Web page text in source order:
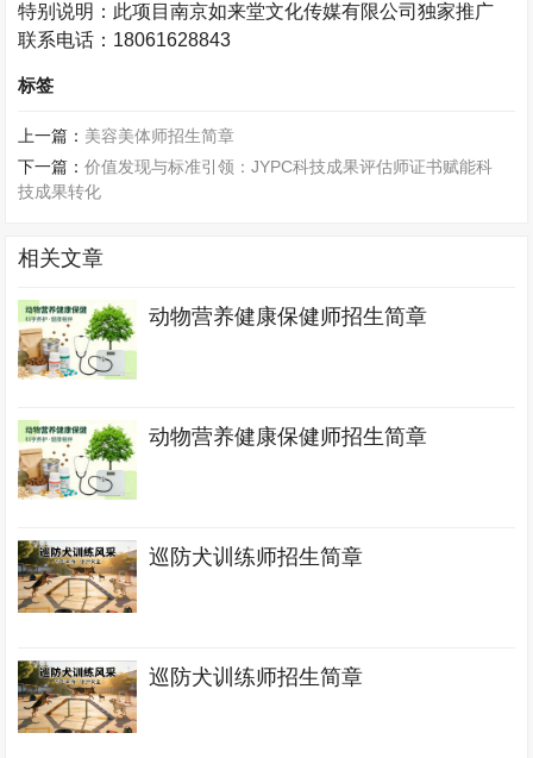
特别说明： 此项目南京如来堂文化传媒有限公司独家推广
联系电话： 18061628843
标签
上一篇： 美容美体师招生简章
下一篇：价值发现与标准引领：JYPC科技成果评估师证书赋能科
技成果转化
相关文章
动物营养健康保健师招生简章
动物营养健康保健师招生简章
巡防犬训练师招生简章
巡防犬训练师招生简章